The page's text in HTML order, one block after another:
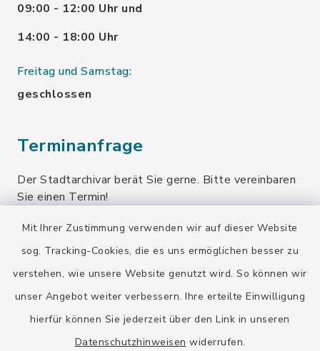
Mit Ihrer Zustimmung verwenden wir auf dieser Website
sog. Tracking-Cookies, die es uns ermöglichen besser zu
verstehen, wie unsere Website genutzt wird. So können wir
unser Angebot weiter verbessern. Ihre erteilte Einwilligung
hierfür können Sie jederzeit über den Link in unseren
Datenschutzhinweisen widerrufen.
09:00 - 12:00 Uhr und
14:00 - 18:00 Uhr
Freitag und Samstag:
geschlossen
Terminanfrage
Der Stadtarchivar berät Sie gerne. Bitte vereinbaren
Sie einen Termin!
Terminanfrage senden
Quicklinks
Stadt Wolfratshausen